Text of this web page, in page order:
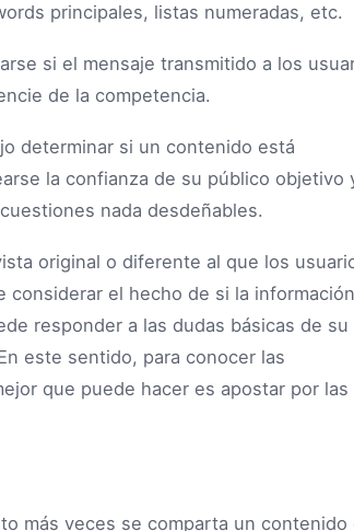
principales, listas numeradas, etc.
si el mensaje transmitido a los
de la competencia.
determinar si un contenido está
la confianza de su público objetivo
nada desdeñables.
original o diferente al que los
considerar el hecho de si la información
responder a las dudas básicas de su
este sentido, para conocer las
que puede hacer es apostar por las
más veces se comparta un contenido